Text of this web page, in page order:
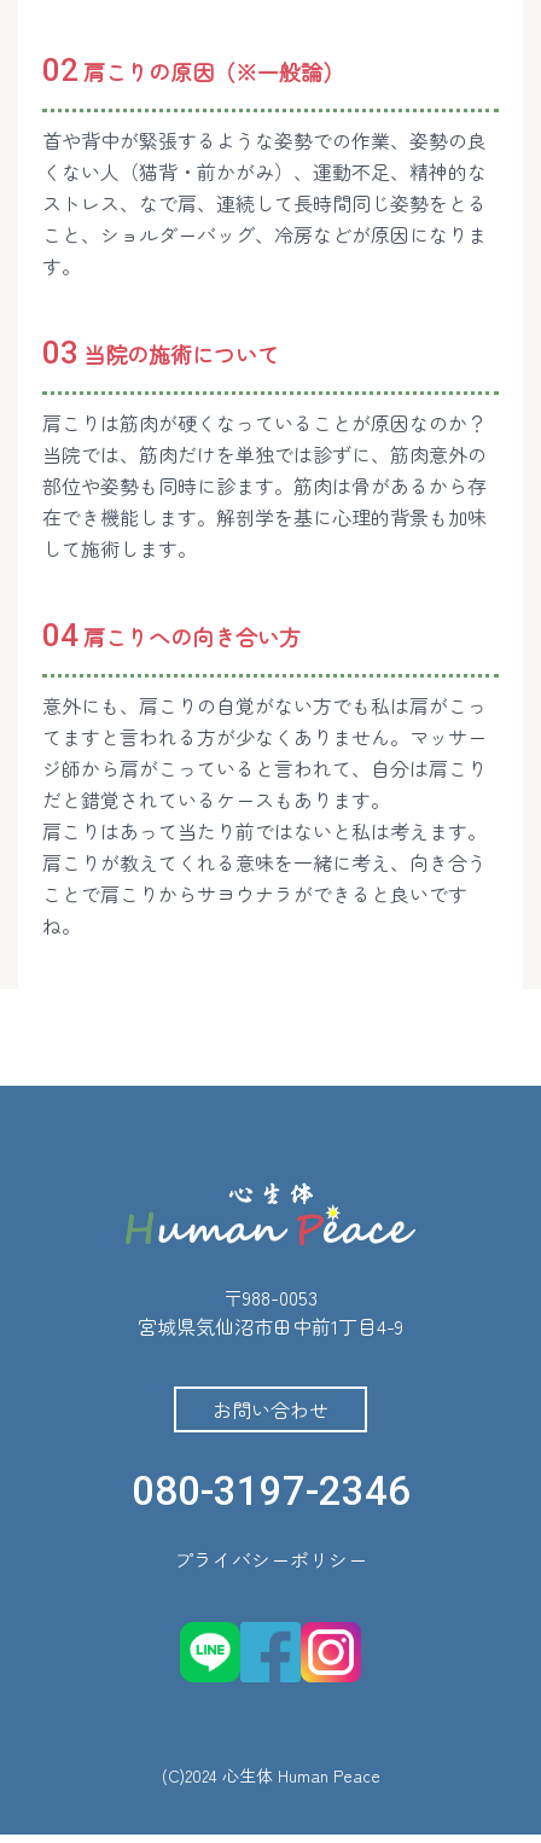
02 肩こりの原因（※一般論）
首や背中が緊張するような姿勢での作業、姿勢の良
くない人（猫背・前かがみ）、運動不足、精神的な
ストレス、なで肩、連続して長時間同じ姿勢をとる
こと、ショルダーバッグ、冷房などが原因になりま
す。
03 当院の施術について
肩こりは筋肉が硬くなっていることが原因なのか？
当院では、筋肉だけを単独では診ずに、筋肉意外の
部位や姿勢も同時に診ます。筋肉は骨があるから存
在でき機能します。解剖学を基に心理的背景も加味
して施術します。
04肩こりへの向き合い方
意外にも、肩こりの自覚がない方でも私は肩がこっ
てますと言われる方が少なくありません。マッサー
ジ師から肩がこっていると言われて、自分は肩こり
だと錯覚されているケースもあります。
肩こりはあって当たり前ではないと私は考えます。
肩こりが教えてくれる意味を一緒に考え、向き合う
ことで肩こりからサヨウナラができると良いです
ね。
〒988-0053
宮城県気仙沼市田中前1丁目4-9
お問い合わせ
080-3197-2346
プライバシーポリシー
(C)2024 心生体 Human Peace